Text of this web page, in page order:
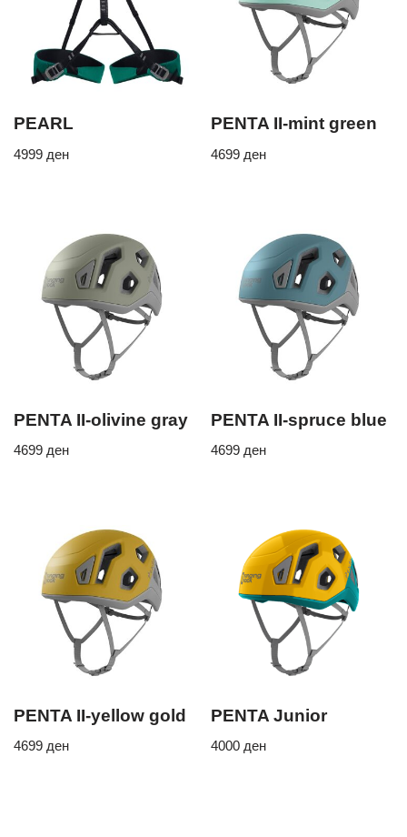
PEARL
4999 ден
PENTA II-mint green
4699 ден
PENTA II-olivine gray
4699 ден
PENTA II-spruce blue
4699 ден
PENTA II-yellow gold
4699 ден
PENTA Junior
4000ден